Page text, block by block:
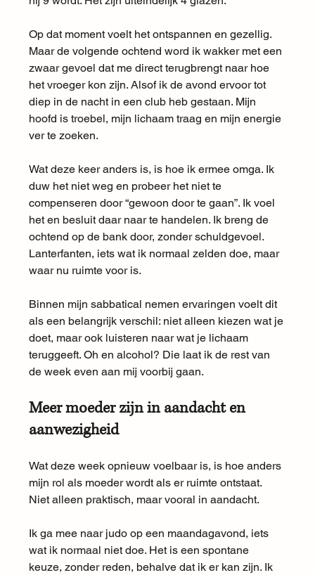
Op dat moment voelt het ontspannen en gezellig.
Maar de volgende ochtend word ik wakker met een
zwaar gevoel dat me direct terugbrengt naar hoe
het vroeger kon zijn. Alsof ik de avond ervoor tot
diep in de nacht in een club heb gestaan. Mijn
hoofd is troebel, mijn lichaam traag en mijn energie
ver te zoeken.
Wat deze keer anders is, is hoe ik ermee omga. Ik
duw het niet weg en probeer het niet te
compenseren door “gewoon door te gaan”. Ik voel
het en besluit daar naar te handelen. Ik breng de
ochtend op de bank door, zonder schuldgevoel.
Lanterfanten, iets wat ik normaal zelden doe, maar
waar nu ruimte voor is.
Binnen mijn sabbatical nemen ervaringen voelt dit
als een belangrijk verschil: niet alleen kiezen wat je
doet, maar ook luisteren naar wat je lichaam
teruggeeft. Oh en alcohol? Die laat ik de rest van
de week even aan mij voorbij gaan.
Meer moeder zijn in aandacht en
aanwezigheid
Wat deze week opnieuw voelbaar is, is hoe anders
mijn rol als moeder wordt als er ruimte ontstaat.
Niet alleen praktisch, maar vooral in aandacht.
Ik ga mee naar judo op een maandagavond, iets
wat ik normaal niet doe. Het is een spontane
keuze, zonder reden, behalve dat ik er kan zijn. Ik